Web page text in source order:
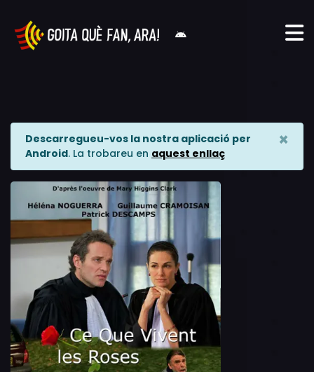
Descarregueu-vos la nostra aplicació per
Android. La trobareu en aquest enllaç
×